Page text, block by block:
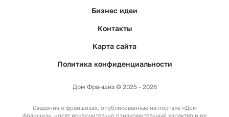
Бизнес идеи
Контакты
Карта сайта
Политика конфиденциальности
Дом Франшиз © 2025 - 2026